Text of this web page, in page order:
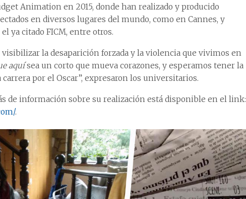
Animation en 2015, donde han realizado y producido
en diversos lugares del mundo, como en Cannes, y
ya citado FICM, entre otros.
la desaparición forzada y la violencia que vivimos en
aquísea un corto que mueva corazones, y esperamos tener la
por el Oscar”, expresaron los universitarios.
de información sobre su realización está disponible en el link:
.